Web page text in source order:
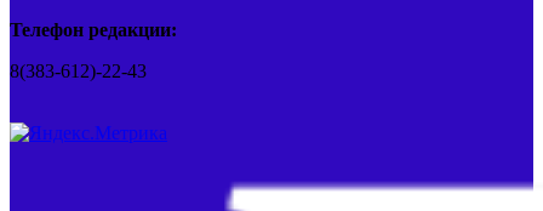
Телефон редакции:
8(383-612)-22-43